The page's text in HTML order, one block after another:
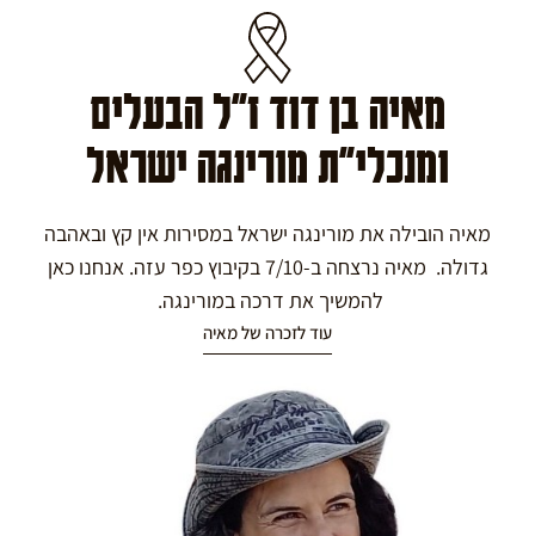
מאיה בן דוד ז"ל הבעלים
ומנכלי"ת מורינגה ישראל
מאיה הובילה את מורינגה ישראל במסירות אין קץ ובאהבה
גדולה. מאיה נרצחה ב-7/10 בקיבוץ כפר עזה. אנחנו כאן
להמשיך את דרכה במורינגה.
עוד לזכרה של מאיה